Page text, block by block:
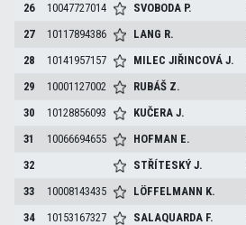
26
10047727014 SVOBODA P.
27
10117894386 LANG R.
28
10141957157 MILEC JIŘINCOVÁJ.
29
10001127002 RUBÁŠ Z.
30
10128856093 KUČERAJ.
31
10066694655 HOFMAN E.
32
STŘÍTESKÝJ.
33
10008143435 LÖFFELMANN K.
34
10153167327 SALAQUARDA F.